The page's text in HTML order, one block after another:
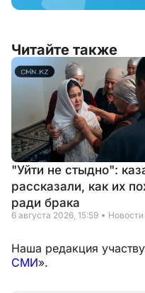
Читайте также
"Уйти не стыдно":
рассказали, как их
ради брака
6 августа 2026, 15:59 Новости
Наша редакция
СМИ».